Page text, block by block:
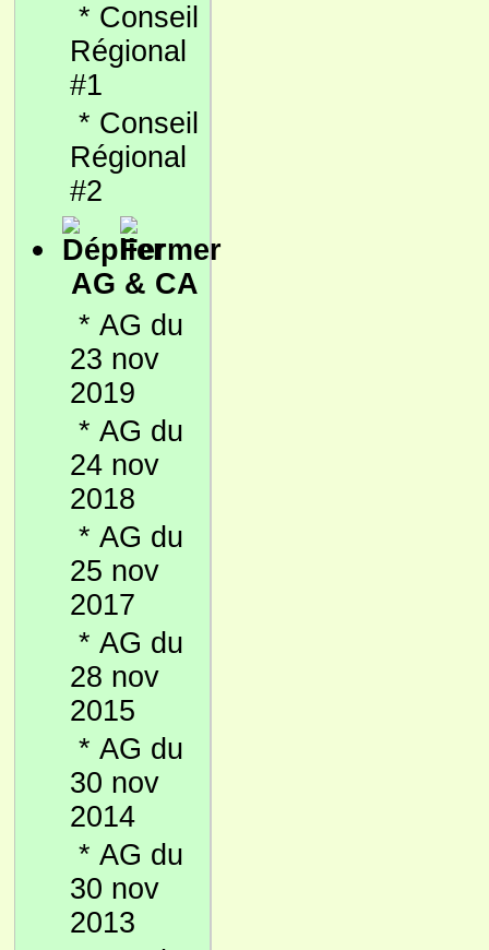
* Conseil
Régional
#1
* Conseil
Régional
#2
AG & CA
* AG du
23 nov
2019
* AG du
24 nov
2018
* AG du
25 nov
2017
* AG du
28 nov
2015
* AG du
30 nov
2014
* AG du
30 nov
2013